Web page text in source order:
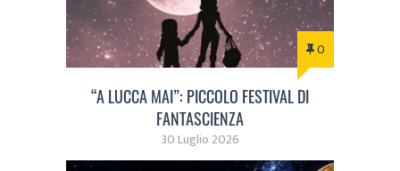
0
“A LUCCA MAI”: PICCOLO FESTIVAL DI
FANTASCIENZA
30 Luglio 2026